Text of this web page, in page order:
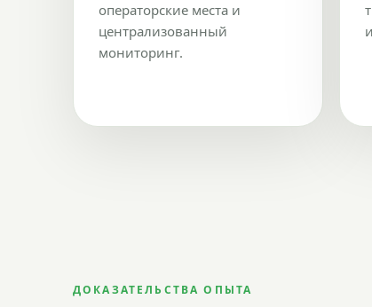
операторские места и
централизованный
мониторинг.
ДОКАЗАТЕЛЬСТВА ОПЫТА